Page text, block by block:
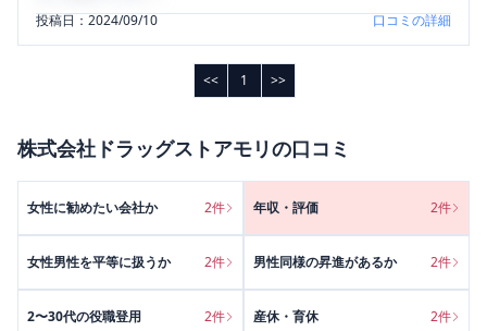
投稿日：2024/09/10 口コミの詳細
<< 1 >>
株式会社ドラッグストアモリの口コミ
女性に勧めたい会社か 2件 年収・評価 2件
女性男性を平等に扱うか 2件 男性同様の昇進があるか 2件
2〜30代の役職登用 2件 産休・育休 2件